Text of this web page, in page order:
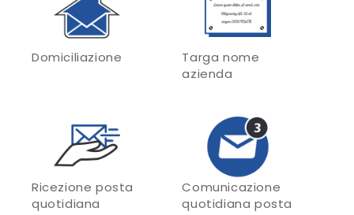
Domiciliazione
Targa nome
azienda
Ricezione posta
quotidiana
Comunicazione
quotidiana posta